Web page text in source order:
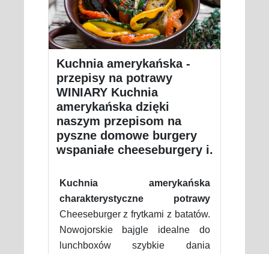
Kuchnia amerykańska -
przepisy na potrawy
WINIARY Kuchnia
amerykańska dzięki
naszym przepisom na
pyszne domowe burgery
wspaniałe cheeseburgery i.
Kuchnia amerykańska
charakterystyczne potrawy
Cheeseburger z frytkami z batatów.
Nowojorskie bajgle idealne do
lunchboxów szybkie dania